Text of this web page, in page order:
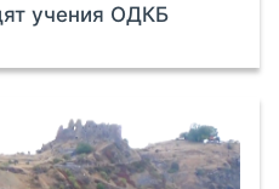
учения ОДКБ